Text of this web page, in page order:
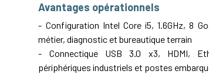
Avantages opérationnels
- Configuration Intel Core i5, 1.6GHz, 8
métier, diagnostic et bureautique terrain
- Connectique USB 3.0 x3, HDMI,
périphériques industriels et postes